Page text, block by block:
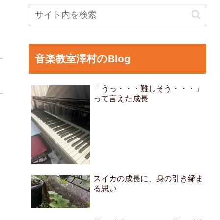
音楽教室澤村のBlog
「うっ・・・難しそう・・・」
って言えた成長
スイカの成長に、身の引き締ま
る思い